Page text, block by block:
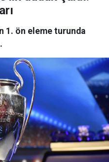
1. ön eleme turunda